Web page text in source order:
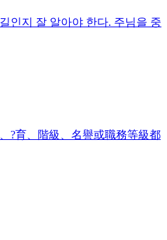
인지 잘 알아야 한다. 주님을 중
?育、階級、名譽或職務等級都